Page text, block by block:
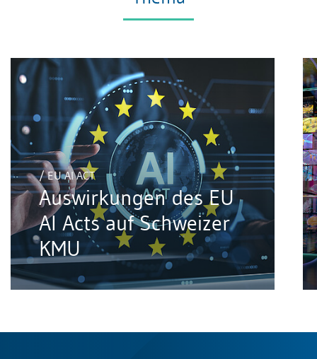
/ EU AI ACT
Auswirkungen des EU
AI Acts auf Schweizer
KMU